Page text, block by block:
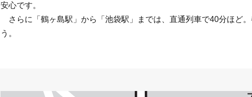
安心です。
さらに「鶴ヶ島駅」から「池袋駅」までは、直通列車で40分ほど
う。